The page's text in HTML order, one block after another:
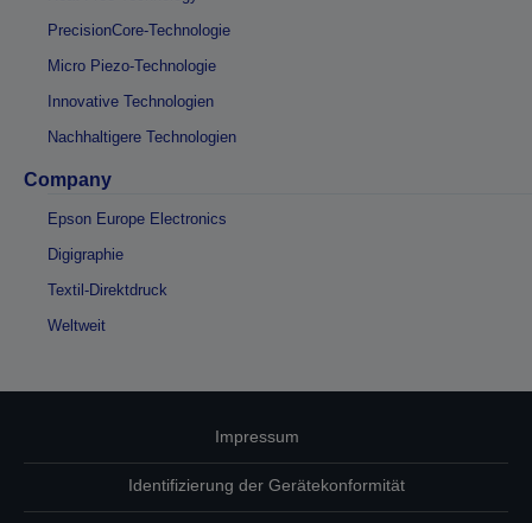
PrecisionCore-Technologie
Micro Piezo-Technologie
Innovative Technologien
Nachhaltigere Technologien
Company
Epson Europe Electronics
Digigraphie
Textil-Direktdruck
Weltweit
Impressum
Identifizierung der Gerätekonformität